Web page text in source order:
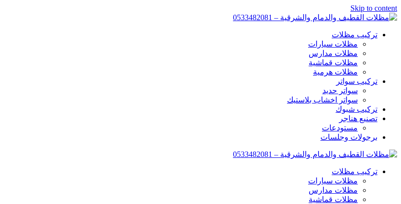
Skip to content
تركيب مظلات
مظلات سيارات
مظلات مدارس
مظلات قماشية
مظلات هرمية
تركيب سواتر
سواتر حديد
سواتر اخشاب بلاستيك
تركيب شبوك
تصنيع هناجر
مستودعات
برجولات وجلسات
تركيب مظلات
مظلات سيارات
مظلات مدارس
مظلات قماشية